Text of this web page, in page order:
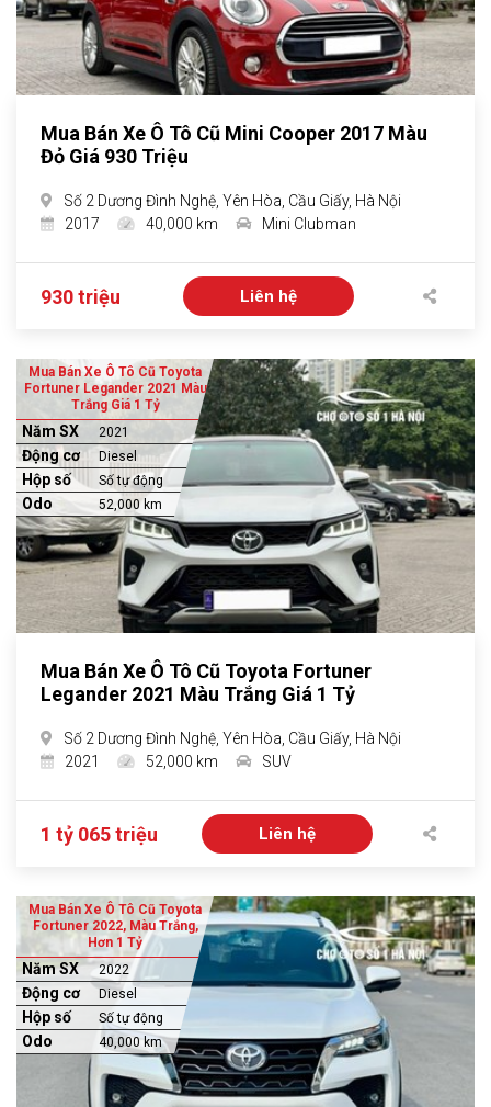
Mua Bán Xe Ô Tô Cũ Mini Cooper 2017 Màu
Đỏ Giá 930 Triệu
Số 2 Dương Đình Nghệ, Yên Hòa, Cầu Giấy, Hà Nội
2017
40,000 km Mini Clubman
930 triệu Liên hệ
Mua Bán Xe Ô Tô Cũ Toyota
Fortuner Legander 2021 Màu
Trắng Giá 1 Tỷ
Năm SX 2021
Động cơ Diesel
Hộp số Số tự động
Odo 52,000 km
Mua Bán Xe Ô Tô Cũ Toyota Fortuner
Legander 2021 Màu Trắng Giá 1 Tỷ
Số 2 Dương Đình Nghệ, Yên Hòa, Cầu Giấy, Hà Nội
2021
52,000 km SUV
1 tỷ 065 triệu Liên hệ
Mua Bán Xe Ô Tô Cũ Toyota
Fortuner 2022, Màu Trắng,
Hơn 1 Tỷ
Năm SX 2022
Động cơ Diesel
Hộp số Số tự động
Odo 40,000 km